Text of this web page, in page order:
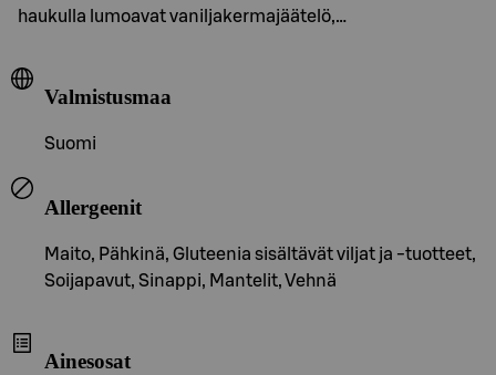
haukulla lumoavat vaniljakermajäätelö,…
Valmistusmaa
Suomi
Allergeenit
Maito, Pähkinä, Gluteenia sisältävät viljat ja -tuotteet,
Soijapavut, Sinappi, Mantelit, Vehnä
Ainesosat